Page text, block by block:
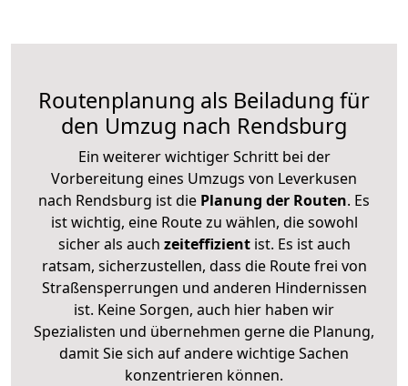
Routenplanung als Beiladung für
den Umzug nach Rendsburg
Ein weiterer wichtiger Schritt bei der
Vorbereitung eines Umzugs von Leverkusen
nach Rendsburg ist die Planung der Routen. Es
ist wichtig, eine Route zu wählen, die sowohl
sicher als auch zeiteffizientist. Es ist auch
ratsam, sicherzustellen, dass die Route frei von
Straßensperrungen und anderen Hindernissen
ist. Keine Sorgen, auch hier haben wir
Spezialisten und übernehmen gerne die Planung,
damit Sie sich auf andere wichtige Sachen
konzentrieren können.